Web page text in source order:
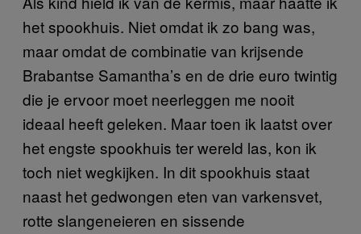
het spookhuis. Niet omdat ik zo bang was,
maar omdat de combinatie van krijsende
Brabantse Samantha’s en de drie euro twintig
die je ervoor moet neerleggen me nooit
ideaal heeft geleken. Maar toen ik laatst over
het engste spookhuis ter wereld las, kon ik
toch niet wegkijken. In dit spookhuis staat
naast het gedwongen eten van varkensvet,
rotte slangeneieren en sissende